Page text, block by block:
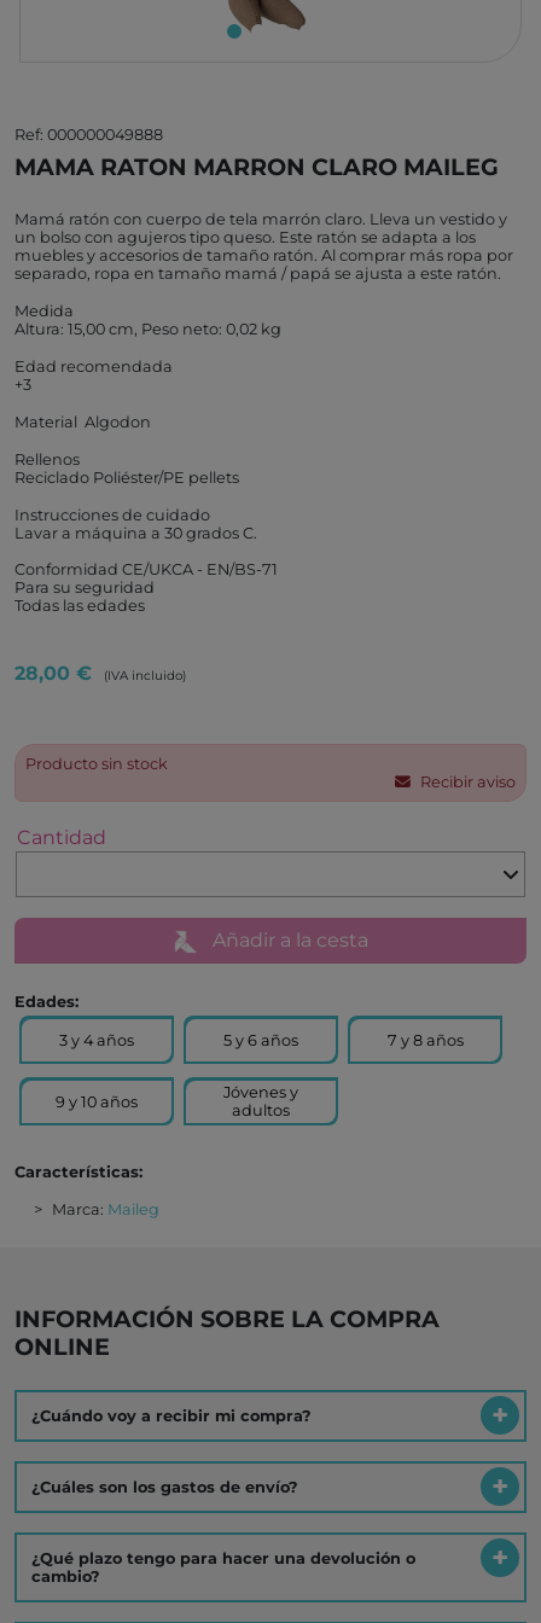
Ref: 000000049888
MAMA RATON MARRON CLARO MAILEG
Mamá ratón con cuerpo de tela marrón claro. Lleva un vestido y
un bolso con agujeros tipo queso. Este ratón se adapta a los
muebles y accesorios de tamaño ratón. Al comprar más ropa por
separado, ropa en tamaño mamá / papá se ajusta a este ratón.
Medida
Altura: 15,00 cm, Peso neto: 0,02 kg
Edad recomendada
+3
Material Algodon
Rellenos
Reciclado Poliéster/PE pellets
Instrucciones de cuidado
Lavar a máquina a 30 grados C.
Conformidad CE/UKCA - EN/BS-71
Para su seguridad
Todas las edades
28,00 € (IVA incluido)
Producto sin stock
Recibir aviso
Cantidad
Añadir a la cesta
Edades:
3 y 4 años 5 y 6 años 7 y 8 años
9 y 10 años
Jóvenes y
adultos
Características:
Marca: Maileg
INFORMACIÓN SOBRE LA COMPRA
ONLINE
¿Cuándo voy a recibir mi compra?
¿Cuáles son los gastos de envío?
¿Qué plazo tengo para hacer una devolución o
cambio?